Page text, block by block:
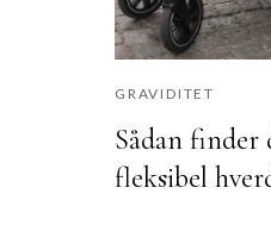
GRAVIDITET
Sådan
fleksibel